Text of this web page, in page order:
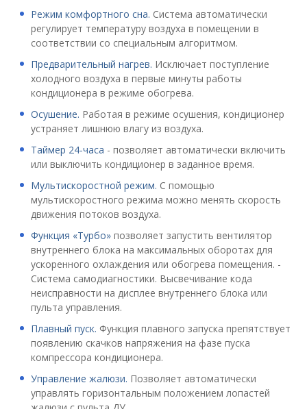
Режим комфортного сна. Система автоматически
регулирует температуру воздуха в помещении в
соответствии со специальным алгоритмом.
Предварительный нагрев. Исключает поступление
холодного воздуха в первые минуты работы
кондиционера в режиме обогрева.
Осушение. Работая в режиме осушения, кондиционер
устраняет лишнюю влагу из воздуха.
Таймер 24-часа - позволяет автоматически включить
или выключить кондиционер в заданное время.
Мультискоростной режим. С помощью
мультискоростного режима можно менять скорость
движения потоков воздуха.
Функция «Турбо» позволяет запустить вентилятор
внутреннего блока на максимальных оборотах для
ускоренного охлаждения или обогрева помещения. -
Система самодиагностики. Высвечивание кода
неисправности на дисплее внутреннего блока или
пульта управления.
Плавный пуск. Функция плавного запуска препятствует
появлению скачков напряжения на фазе пуска
компрессора кондиционера.
Управление жалюзи. Позволяет автоматически
управлять горизонтальным положением лопастей